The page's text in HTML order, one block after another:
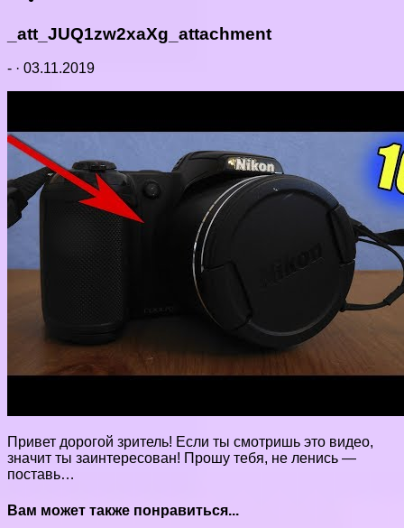
_att_JUQ1zw2xaXg_attachment
- · 03.11.2019
Привет дорогой зритель! Если ты смотришь это видео,
значит ты заинтересован! Прошу тебя, не ленись —
поставь…
Вам может также понравиться...